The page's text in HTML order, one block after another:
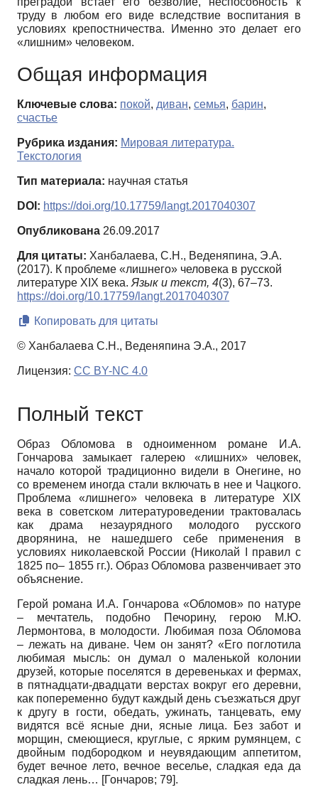
труду в любом его виде вследствие воспитания в
условиях крепостничества. Именно это делает его
«лишним» человеком.
Общая информация
Ключевые слова: покой, диван, семья, барин,
счастье
Рубрика издания: Мировая литература.
Текстология
Тип материала: научная статья
DOI: https://doi.org/10.17759/langt.2017040307
Опубликована 26.09.2017
Для цитаты: Ханбалаева, С.Н., Веденяпина, Э.А.
(2017). К проблеме «лишнего» человека в русской
литературе ХIХ века. Язык и текст, 4(3), 67–73.
https://doi.org/10.17759/langt.2017040307
Копировать для цитаты
© Ханбалаева С.Н., Веденяпина Э.А., 2017
Лицензия: CC BY-NC 4.0
Полный текст
Образ Обломова в одноименном романе И.А.
Гончарова замыкает галерею «лишних» человек,
начало которой традиционно видели в Онегине, но
со временем иногда стали включать в нее и Чацкого.
Проблема «лишнего» человека в литературе ХIХ
века в советском литературоведении трактовалась
как драма незаурядного молодого русского
дворянина, не нашедшего себе применения в
условиях николаевской России (Николай I правил с
1825 по– 1855 гг.). Образ Обломова развенчивает это
объяснение.
Герой романа И.А. Гончарова «Обломов» по натуре
– мечтатель, подобно Печорину, герою М.Ю.
Лермонтова, в молодости. Любимая поза Обломова
– лежать на диване. Чем он занят? «Его поглотила
любимая мысль: он думал о маленькой колонии
друзей, которые поселятся в деревеньках и фермах,
в пятнадцати-двадцати верстах вокруг его деревни,
как попеременно будут каждый день съезжаться друг
к другу в гости, обедать, ужинать, танцевать, ему
видятся всё ясные дни, ясные лица. Без забот и
морщин, смеющиеся, круглые, с ярким румянцем, с
двойным подбородком и неувядающим аппетитом,
будет вечное лето, вечное веселье, сладкая еда да
сладкая лень… [Гончаров; 79].